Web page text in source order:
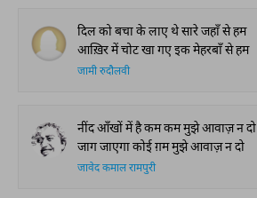
दिल को बचा के लाए थे सारे जहाँ से हम
आख़िर में चोट खा गए इक मेहरबाँ से हम
जामी रुदौलवी
नींद आँखों में है कम कम मुझे आवाज़ न दो
जाग जाएगा कोई ग़म मुझे आवाज़ न दो
जावेद कमाल रामपुरी